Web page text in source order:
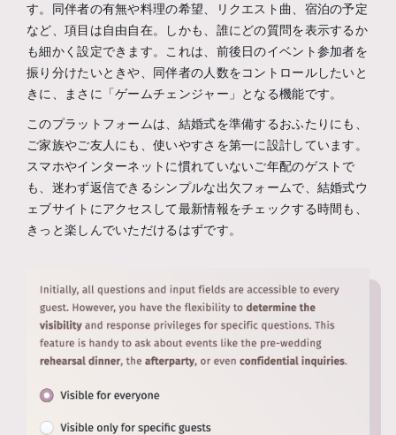
す。同伴者の有無や料理の希望、リクエスト曲、宿泊の予定
など、項目は自由自在。しかも、誰にどの質問を表示するか
も細かく設定できます。これは、前後日のイベント参加者を
振り分けたいときや、同伴者の人数をコントロールしたいと
きに、まさに「ゲームチェンジャー」となる機能です。
このプラットフォームは、結婚式を準備するおふたりにも、
ご家族やご友人にも、使いやすさを第一に設計しています。
スマホやインターネットに慣れていないご年配のゲストで
も、迷わず返信できるシンプルな出欠フォームで、結婚式ウ
ェブサイトにアクセスして最新情報をチェックする時間も、
きっと楽しんでいただけるはずです。